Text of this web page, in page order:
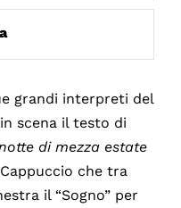
grandi interpreti del
scena il testo di
di mezza estate
che tra
il “Sogno” per